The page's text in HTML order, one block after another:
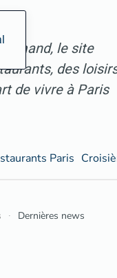
le site
des
de vivre à Paris
Paris
Dernières news